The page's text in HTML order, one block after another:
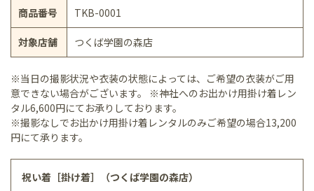
商品番号 TKB-0001
対象店舗 つくば学園の森店
※当日の撮影状況や衣装の状態によっては、ご希望の衣装がご用
意できない場合がございます。 ※神社へのお出かけ用掛け着レン
タル6,600円にてお承りしております。
※撮影なしでお出かけ用掛け着レンタルのみご希望の場合13,200
円にて承ります。
祝い着［掛け着］（つくば学園の森店）